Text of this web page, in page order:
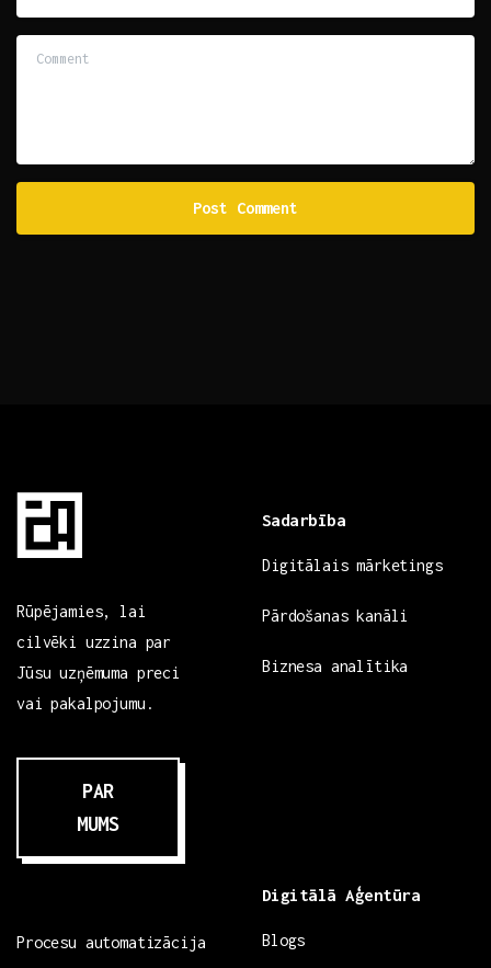
Rūpējamies, lai
cilvēki uzzina par
Jūsu uzņēmuma preci
vai pakalpojumu.
PAR
MUMS
Sadarbība
Digitālais mārketings
Pārdošanas kanāli
Biznesa analītika
Procesu automatizācija
Digitālā Aģentūra
Blogs